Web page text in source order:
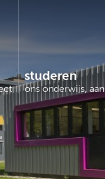
cibap next…
studeren
ons onderwijs,